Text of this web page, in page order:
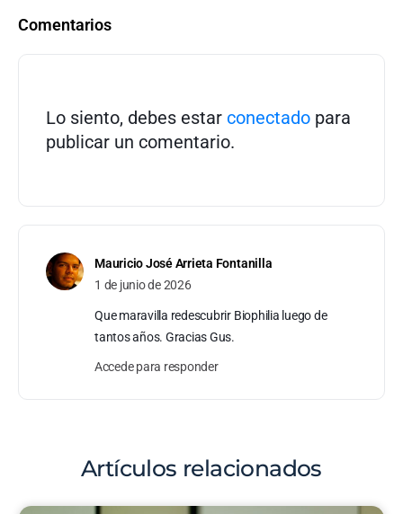
Comentarios
Lo siento, debes estar conectado para
publicar un comentario.
Mauricio José Arrieta Fontanilla
1 de junio de 2026
Que maravilla redescubrir Biophilia luego de
tantos años. Gracias Gus.
Accede para responder
Artículos relacionados